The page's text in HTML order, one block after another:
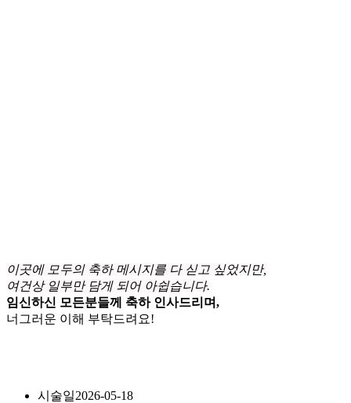
이곳에 모두의 축하 메시지를 다 싣고 싶었지만,
여건상 일부만 담게 되어 아쉽습니다.
임신하신 모든분들께 축하 인사드리며,
너그러운 이해 부탁드려요!
시술일2026-05-18